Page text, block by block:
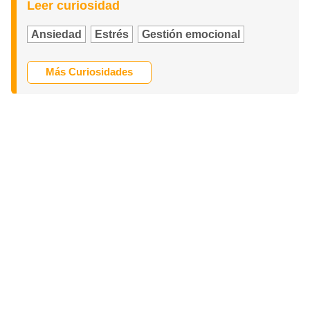
Leer curiosidad
Ansiedad Estrés Gestión emocional
Más Curiosidades